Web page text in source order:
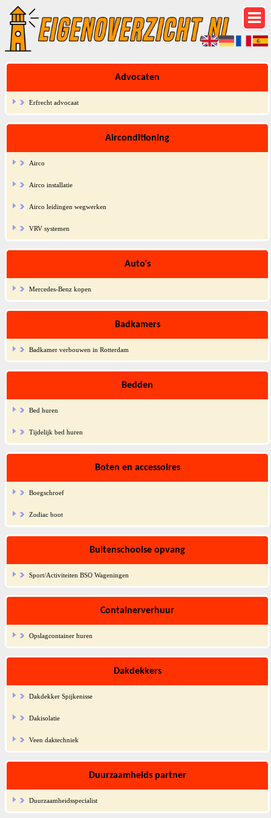
Advocaten
Erfrecht advocaat
Airconditioning
Airco
Airco installatie
Airco leidingen wegwerken
VRV systemen
Auto's
Mercedes-Benz kopen
Badkamers
Badkamer verbouwen in Rotterdam
Bedden
Bed huren
Tijdelijk bed huren
Boten en accessoires
Boegschroef
Zodiac boot
Buitenschoolse opvang
Sport/Activiteiten BSO Wageningen
Containerverhuur
Opslagcontainer huren
Dakdekkers
Dakdekker Spijkenisse
Dakisolatie
Veen daktechniek
Duurzaamheids partner
Duurzaamheidsspecialist